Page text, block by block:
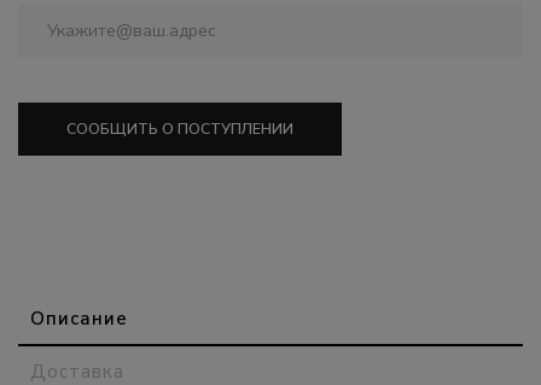
СООБЩИТЬ О ПОСТУПЛЕНИИ
Описание
Доставка